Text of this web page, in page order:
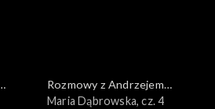
Rozmowy z Andrzejem
Doboszem
Maria Dąbrowska, cz. 4